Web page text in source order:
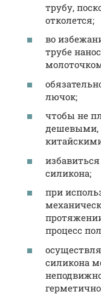
трубу,
отколется;
во
трубе
лючок;
чтобы не
дешевыми,
силикона;
при
процесс
силикона